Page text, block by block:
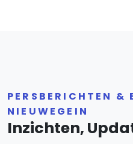
PERSBERICHTEN &
NIEUWEGEIN
Inzichten,